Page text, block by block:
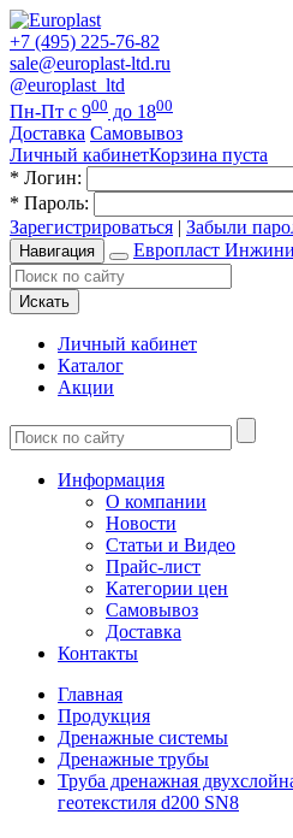
+7 (495) 225-76-82
sale@europlast-ltd.ru
@europlast_ltd
Пн-Пт с 900 до 1800
Доставка Самовывоз
Личный кабинетКорзина пуста
* Логин:
* Пароль:
Зарегистрироваться | Забыли
Навигация Европласт
Искать
Личный кабинет
Каталог
Акции
Информация
О компании
Новости
Статьи и Видео
Прайс-лист
Категории цен
Самовывоз
Доставка
Контакты
Главная
Продукция
Дренажные системы
Дренажные трубы
Труба дренажная
геотекстиля d200 SN8